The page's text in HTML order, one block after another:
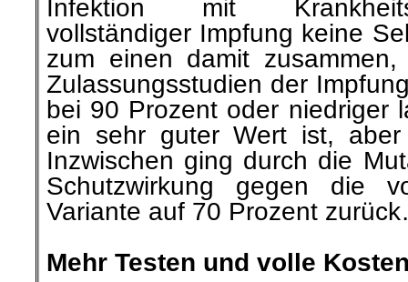
Infektion mit
vollständiger Impfung keine
zum einen damit
Zulassungsstudien der
bei 90 Prozent oder niedriger
ein sehr guter Wert ist,
Inzwischen ging durch die
Schutzwirkung gegen die
Variante auf 70 Prozent
Mehr Testen und volle